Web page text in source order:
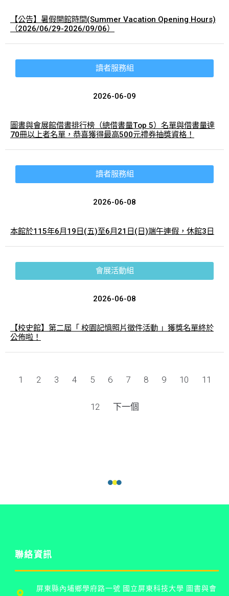
【公告】暑假開館時間(Summer Vacation Opening Hours)
（2026/06/29-2026/09/06）
讀者服務組
2026-06-09
圖書與會展館借書排行榜（總借書量Top 5）名單與借書量達
70冊以上者名單，恭喜獲得最高500元禮券抽獎資格！
讀者服務組
2026-06-08
本館於115年6月19日(五)至6月21日(日)端午連假，休館3日
會展活動組
2026-06-08
【校史館】第二屆「 校園記憶照片徵件活動 」獲獎名單終於
公佈啦！
1 2 3 4 5 6 7 8 9 10 11
12 下一個
聯絡資訊
屏東縣內埔鄉學府路一號 國立屏東科技大學 圖書與會